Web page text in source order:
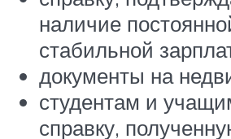
наличие
стабильной
документы на
студентам и
справку,